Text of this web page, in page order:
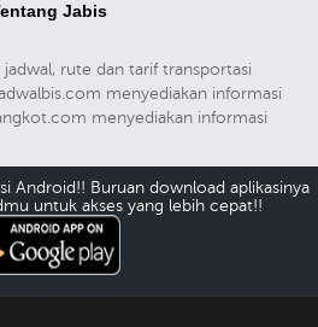
Jabis
rute dan tarif transportasi
menyediakan informasi
menyediakan informasi
Android!! Buruan download aplikasinya
untuk akses yang lebih cepat!!